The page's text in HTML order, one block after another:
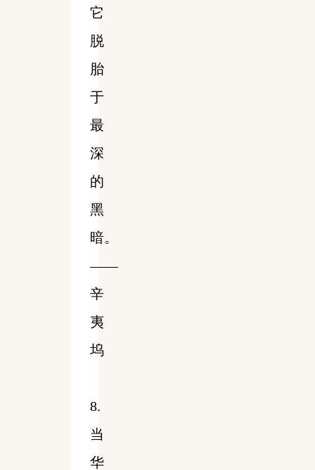
它
脱
胎
于
最
深
的
黑
暗。
——
辛
夷
坞
8.
当
华